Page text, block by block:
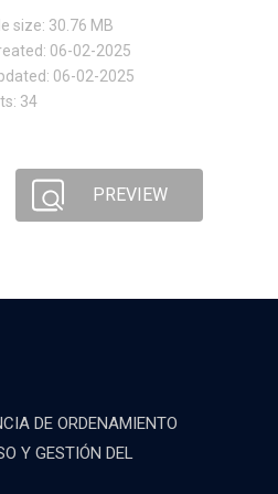
size: 30.76 MB
06-02-2025
06-02-2025
34
PREVIEW
DE ORDENAMIENTO
Y GESTIÓN DEL